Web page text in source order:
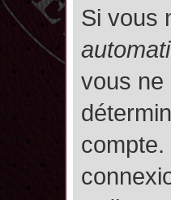
Si vous
vous ne